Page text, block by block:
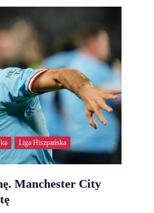
Liga Hiszpańska
Manchester City